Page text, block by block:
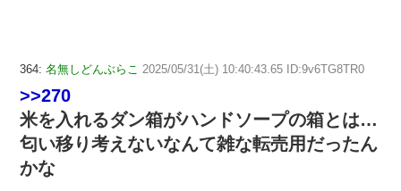
364: 名無しどんぶらこ 2025/05/31(土) 10:40:43.65 ID:9v6TG8TR0
>>270
米を入れるダン箱がハンドソープの箱とは…
匂い移り考えないなんて雑な転売用だったん
かな